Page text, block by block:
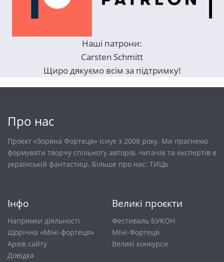
Наші патрони:
Carsten Schmitt
Щиро дякуємо всім за підтримку!
Про нас
Проєкт «Зоряна Фортеця» існує з 2008 року. Ми прагнемо
формувати творчу спільноту авторів, читачів та експертів в
українській фантастиці. Більше про нас: ТИЦЬ
Інфо
Напрямки діяльності
Щорічна «Міні-фортеця»
Архів сайту
Довiдка
Великі проєкти
Фестиваль БУКОН
Міні-Фортеця
Великі конкурси